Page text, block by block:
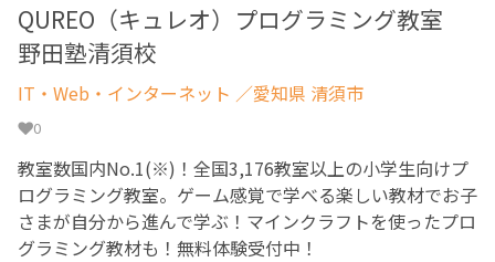
QUREO（キュレオ）プログラミング教室
野田塾清須校
IT・Web・インターネット ／愛知県 清須市
0
教室数国内No.1(※)！全国3,176教室以上の小学生向けプ
ログラミング教室。ゲーム感覚で学べる楽しい教材でお子
さまが自分から進んで学ぶ！マインクラフトを使ったプロ
グラミング教材も！無料体験受付中！